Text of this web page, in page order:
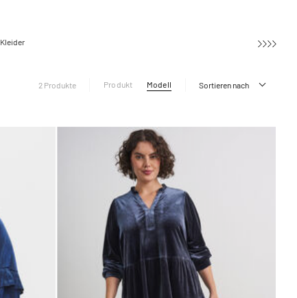
Kleider
2 Produkte Produkt Modell Sortieren nach